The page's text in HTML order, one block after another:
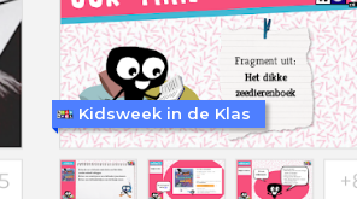
Kidsweek in de Klas